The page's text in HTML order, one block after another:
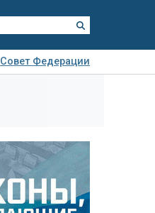
Совет Федерации